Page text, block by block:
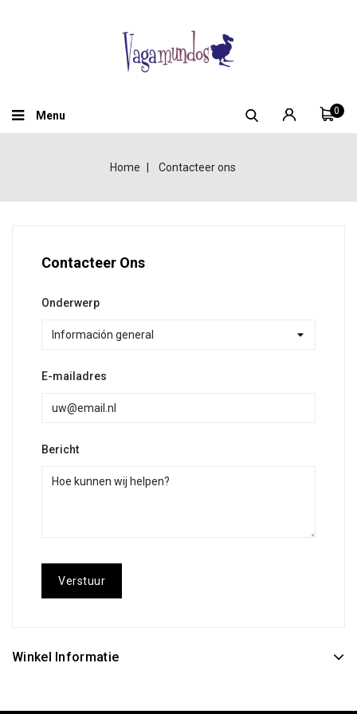
0
Menu
Home Contacteer ons
Contacteer Ons
Onderwerp
E-mailadres
Bericht
Winkel Informatie